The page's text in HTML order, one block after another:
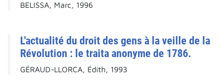
BELISSA, Marc, 1996
L'actualité du droit des gens à la veille de la
Révolution : le traita anonyme de 1786.
GÉRAUD-LLORCA, Édith, 1993